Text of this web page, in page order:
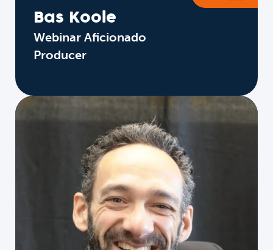
Bas Koole
Webinar Aficionado
Producer